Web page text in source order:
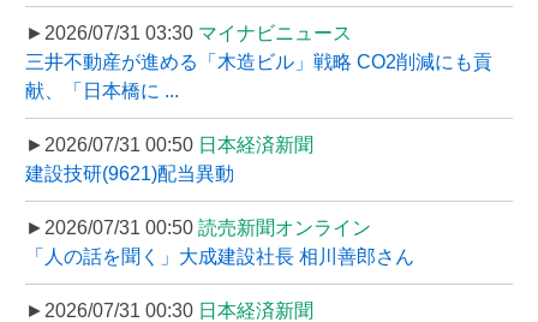
►2026/07/31 03:30 マイナビニュース
三井不動産が進める「木造ビル」戦略 CO2削減にも貢
献、「日本橋に ...
►2026/07/31 00:50 日本経済新聞
建設技研(9621)配当異動
►2026/07/31 00:50 読売新聞オンライン
「人の話を聞く」大成建設社長 相川善郎さん
►2026/07/31 00:30 日本経済新聞